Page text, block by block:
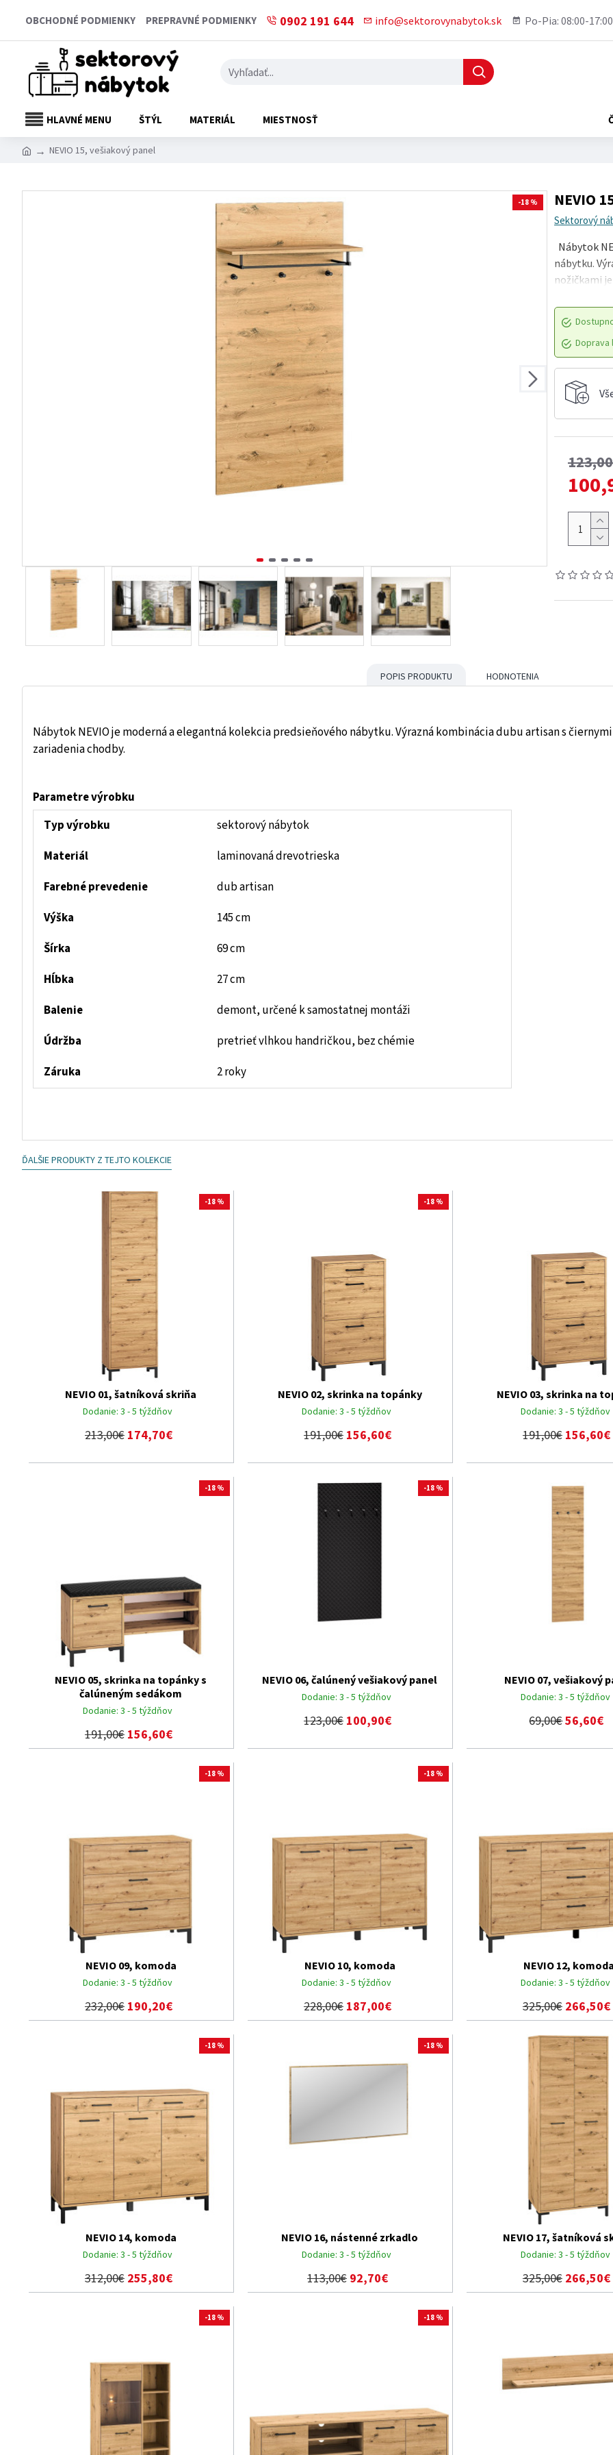
OBCHODNÉ PODMIENKY PREPRAVNÉ PODMIENKY 0902 191 644 info@sektorovynabytok.sk Po-Pia: 08:00-
HLAVNÉ MENU ŠTÝL MATERIÁL MIESTNOSŤ
NEVIO 15, vešiakový panel
-18 % NEVIO
Sektorový
Nábytok
nábytku.
nožičkami
Doprava
POPIS PRODUKTU HODNOTENIA
Nábytok NEVIO je moderná a elegantná kolekcia predsieňového nábytku. Výrazná kombinácia dubu artisan s
zariadenia chodby.
Parametre výrobku
Typ výrobku
sektorový nábytok
Materiál
laminovaná drevotrieska
Farebné prevedenie
dub artisan
Výška
145 cm
Šírka
69 cm
Hĺbka
27 cm
Balenie
demont, určené k samostatnej montáži
Údržba
pretrieť vlhkou handričkou, bez chémie
Záruka
2 roky
ĎALŠIE PRODUKTY Z TEJTO KOLEKCIE
-18 %
Dodanie: 3 - 5 týždňov
NEVIO 01, šatníková skriňa
213,00€ 174,70€
-18 %
Dodanie: 3 - 5 týždňov
NEVIO 02, skrinka na topánky
191,00€ 156,60€
Dodanie: 3 - 5 týždňov
NEVIO 03, skrinka na
191,00€ 156,60€
-18 %
Dodanie: 3 - 5 týždňov
NEVIO 05, skrinka na topánky s
čalúneným sedákom
191,00€ 156,60€
-18 %
Dodanie: 3 - 5 týždňov
NEVIO 06, čalúnený vešiakový panel
123,00€ 100,90€
Dodanie: 3 - 5 týždňov
NEVIO 07, vešiakový
69,00€56,60€
-18 %
Dodanie: 3 - 5 týždňov
NEVIO 09, komoda
232,00€ 190,20€
-18 %
Dodanie: 3 - 5 týždňov
NEVIO 10, komoda
228,00€ 187,00€
Dodanie: 3 - 5 týždňov
NEVIO 12, komoda
325,00€ 266,50€
-18 %
Dodanie: 3 - 5 týždňov
NEVIO 14, komoda
312,00€ 255,80€
-18 %
Dodanie: 3 - 5 týždňov
NEVIO 16, nástenné zrkadlo
113,00€ 92,70€
Dodanie: 3 - 5 týždňov
NEVIO 17, šatníková
325,00€ 266,50€
-18 % -18 %